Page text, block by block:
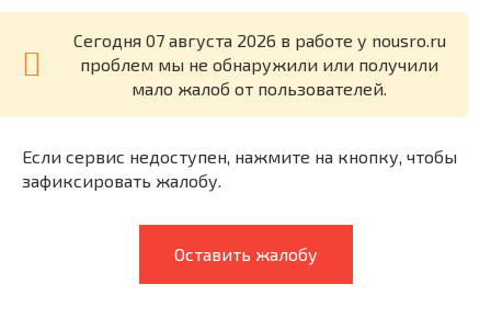
Cегодня 07 августа 2026 в работе у nousro.ru
проблем мы не обнаружили или получили
мало жалоб от пользователей.
Если сервис недоступен, нажмите на кнопку, чтобы
зафиксировать жалобу.
Оставить жалобу